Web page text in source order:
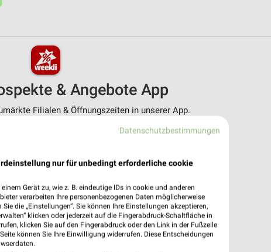
& Angebote App
Filialen & Öffnungszeiten in unserer App.
bei neuen Prospekten
- Einkauf stressfrei planen
– App jetzt laden oder QR-Code scannen.
Datenschutzbestimmungen
nur für unbedingt erforderliche cookie
Gerät zu, wie z. B. eindeutige IDs in cookie und anderen
verarbeiten Ihre personenbezogenen Daten möglicherweise
die „Einstellungen“. Sie können Ihre Einstellungen akzeptieren,
klicken oder jederzeit auf die Fingerabdruck-Schaltfläche in
klicken Sie auf den Fingerabdruck oder den Link in der Fußzeile
können Sie Ihre Einwilligung widerrufen. Diese Entscheidungen